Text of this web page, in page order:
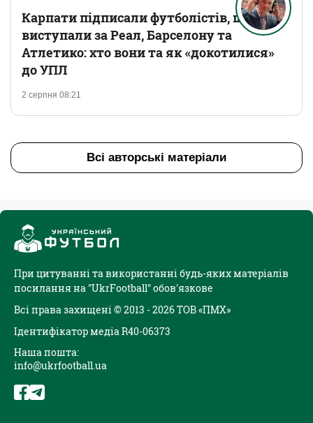
2 серпня 08:21
Карпати підписали футболістів, що
виступали за Реал, Барселону та
Атлетико: хто вони та як «докотилися»
до УПЛ
Всі авторські матеріали
При цитуванні та використанні будь-яких матеріалів
посилання на "UkrFootball" обов'язкове
Всі права захищені © 2013 - 2026 ТОВ «ПМХ»
Ідентифікатор медіа R40-06373
Наша пошта:
info@ukrfootball.ua